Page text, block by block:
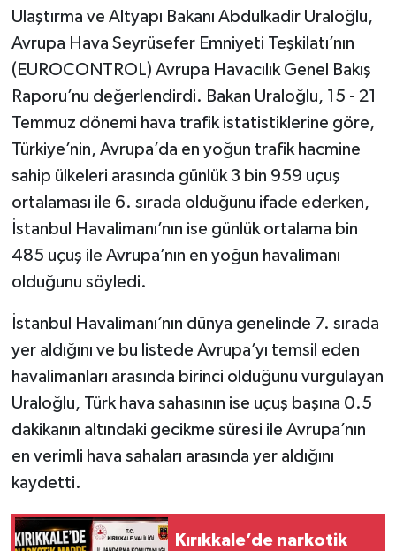
Ulaştırma ve Altyapı Bakanı Abdulkadir Uraloğlu,
Avrupa Hava Seyrüsefer Emniyeti Teşkilatı’nın
(EUROCONTROL) Avrupa Havacılık Genel Bakış
Raporu’nu değerlendirdi. Bakan Uraloğlu, 15 - 21
Temmuz dönemi hava trafik istatistiklerine göre,
Türkiye’nin, Avrupa’da en yoğun trafik hacmine
sahip ülkeleri arasında günlük 3 bin 959 uçuş
ortalaması ile 6. sırada olduğunu ifade ederken,
İstanbul Havalimanı’nın ise günlük ortalama bin
485 uçuş ile Avrupa’nın en yoğun havalimanı
olduğunu söyledi.
İstanbul Havalimanı’nın dünya genelinde 7. sırada
yer aldığını ve bu listede Avrupa’yı temsil eden
havalimanları arasında birinci olduğunu vurgulayan
Uraloğlu, Türk hava sahasının ise uçuş başına 0.5
dakikanın altındaki gecikme süresi ile Avrupa’nın
en verimli hava sahaları arasında yer aldığını
kaydetti.
Kırıkkale’de narkotik